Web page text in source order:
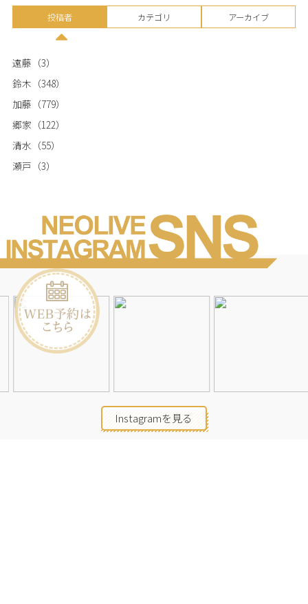
投稿者 カテゴリ アーカイブ
遠藤 （3）
鈴木 （348）
加藤 （779）
郷家 （122）
清水 （55）
瀬戸 （3）
Instagramを見る